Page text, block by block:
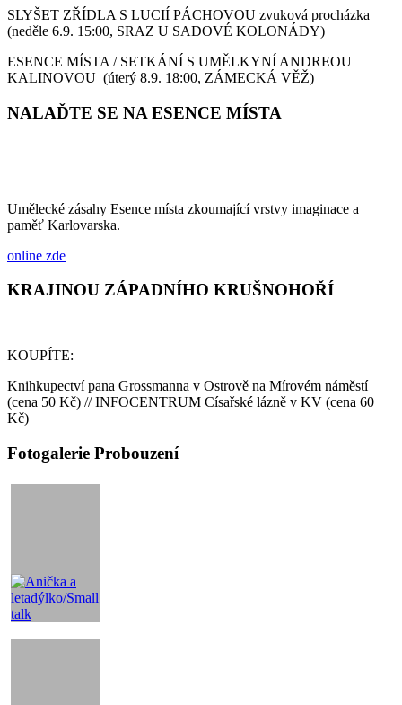
SLYŠET ZŘÍDLA S LUCIÍ PÁCHOVOU zvuková procházka
(neděle 6.9. 15:00, SRAZ U SADOVÉ KOLONÁDY)
ESENCE MÍSTA / SETKÁNÍ S UMĚLKYNÍ ANDREOU
KALINOVOU (úterý 8.9. 18:00, ZÁMECKÁ VĚŽ)
NALAĎTE SE NA ESENCE MÍSTA
Umělecké zásahy Esence místa zkoumající vrstvy imaginace a
paměť Karlovarska.
online zde
KRAJINOU ZÁPADNÍHO KRUŠNOHOŘÍ
KOUPÍTE:
Knihkupectví pana Grossmanna v Ostrově na Mírovém náměstí
(cena 50 Kč) // INFOCENTRUM Císařské lázně v KV (cena 60
Kč)
Fotogalerie Probouzení